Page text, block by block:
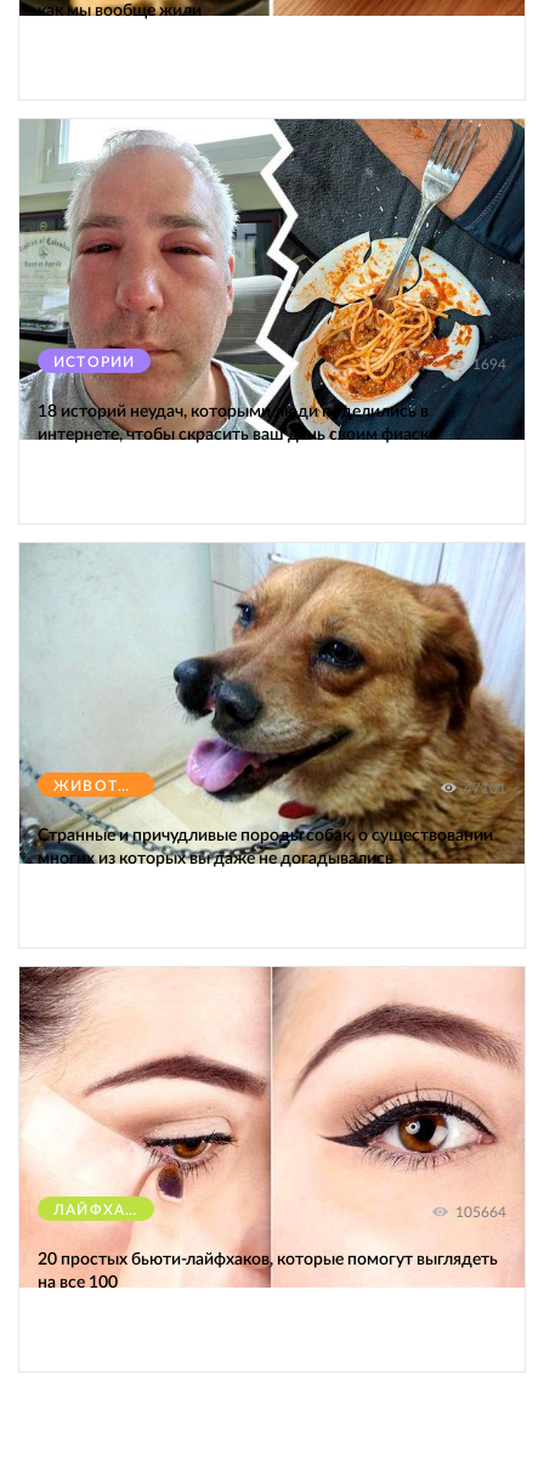
как мы вообще жили
ИСТОРИИ 1694
18 историй неудач, которыми люди поделились в
интернете, чтобы скрасить ваш день своим фиаско
ЖИВОТНЫЕ 47101
Странные и причудливые породы собак, о существовании
многих из которых вы даже не догадывались
ЛАЙФХАКИ 105664
20 простых бьюти-лайфхаков, которые помогут выглядеть
на все 100